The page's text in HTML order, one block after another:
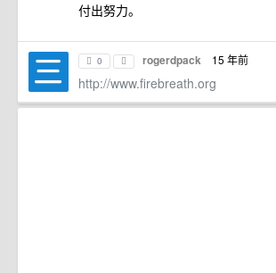
付出努力。
0 rogerdpack 15 年前
http://www.firebreath.org